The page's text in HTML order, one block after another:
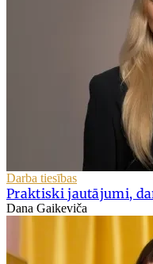
Darba tiesības
Praktiski jautājumi,
Dana Gaikeviča